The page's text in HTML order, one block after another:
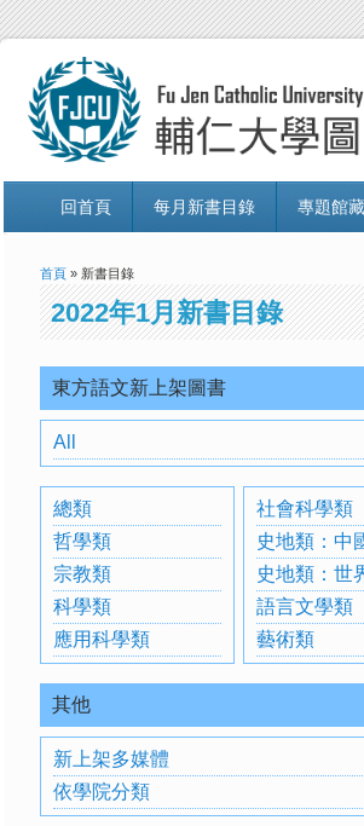
回首頁 每月新書目錄 專題館藏
首頁 » 新書目錄
2022年1月新書目錄
東方語文新上架圖書
All
總類
哲學類
宗教類
科學類
應用科學類
社會科學類
史地類：中
史地類：世
語言文學類
藝術類
其他
新上架多媒體
依學院分類